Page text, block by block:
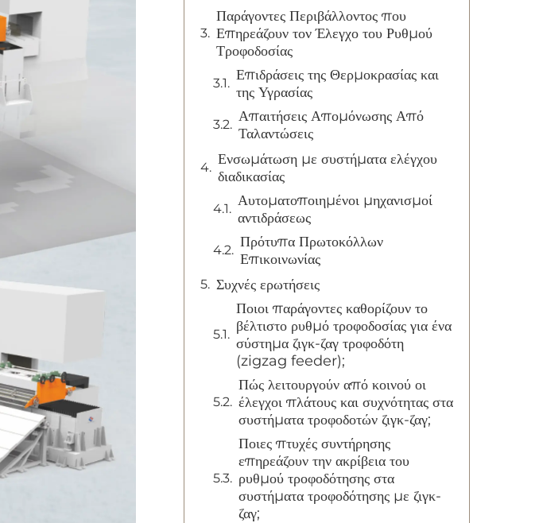
Παράγοντες Περιβάλλοντος που
Επηρεάζουν τον Έλεγχο του Ρυθμού
Τροφοδοσίας
Επιδράσεις της Θερμοκρασίας και
της Υγρασίας
Απαιτήσεις Απομόνωσης Από
Ταλαντώσεις
Ενσωμάτωση με συστήματα ελέγχου
διαδικασίας
Αυτοματοποιημένοι μηχανισμοί
αντιδράσεως
Πρότυπα Πρωτοκόλλων
Επικοινωνίας
Συχνές ερωτήσεις
Ποιοι παράγοντες καθορίζουν το
βέλτιστο ρυθμό τροφοδοσίας για ένα
σύστημα ζιγκ-ζαγ τροφοδότη
(zigzag feeder);
Πώς λειτουργούν από κοινού οι
έλεγχοι πλάτους και συχνότητας στα
συστήματα τροφοδοτών ζιγκ-ζαγ;
Ποιες πτυχές συντήρησης
επηρεάζουν την ακρίβεια του
ρυθμού τροφοδότησης στα
συστήματα τροφοδότησης με ζιγκ-
ζαγ;